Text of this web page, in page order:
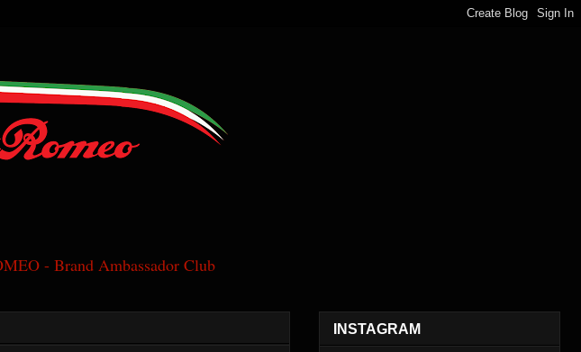
- Brand Ambassador Club
INSTAGRAM